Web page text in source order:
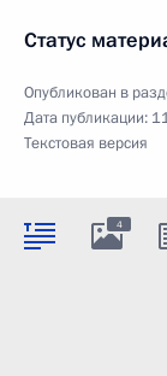
Статус
Опубликован в
Дата публикации:
Текстовая версия
4